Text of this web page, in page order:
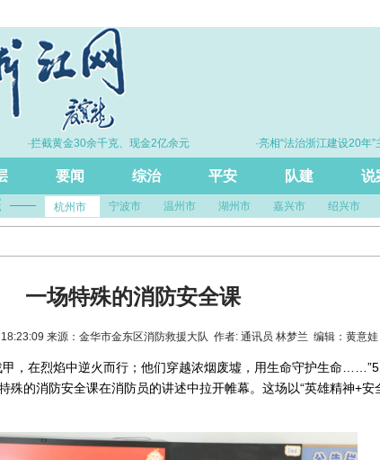
·拦截黄金30余千克、现金2亿余元
·亮相“法治浙江建设20年”主
要闻 综治 平安 队建 说
杭州市 宁波市 温州市 湖州市 嘉兴市 绍兴市
一场特殊的消防安全课
来源：金华市金东区消防救援大队 作者: 通讯员 林梦兰 编辑：黄意娃
甲，在烈焰中逆火而行；他们穿越浓烟废墟，用生命守护生命
殊的消防安全课在消防员的讲述中拉开帷幕。这场以“英雄精神+安